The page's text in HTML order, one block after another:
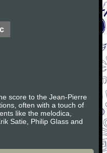
score to the Jean-Pierre
often with a touch of
like the melodica,
Satie, Philip Glass and